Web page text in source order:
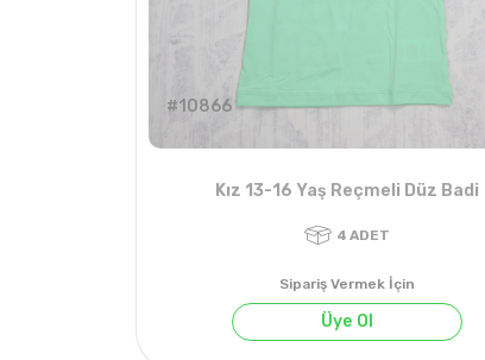
#10866
Kız 13-16 Yaş Reçmeli Düz Badi
Sipariş Vermek İçin
Üye Ol